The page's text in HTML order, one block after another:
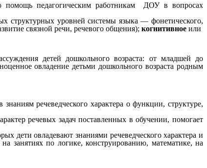
помощь педагогическим работникам ДОУ в вопросах
структурных уровней системы языка — фонетического,
связной речи, речевого общения); когнитивноеили
детей дошкольного возраста: от младшей до
овладение детьми дошкольного возраста родным
речеведческого характера о функции, структуре,
речевых задач поставленных в обучении, помогает
дети овладевают знаниями речеведческого характера и
занятиях по логике, конструированию, математике, на